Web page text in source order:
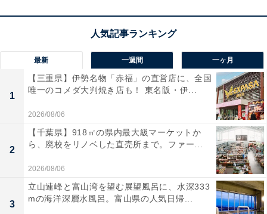
最新 一週間 一ヶ月
1
【三重県】伊勢名物「赤福」の直営店に、全国
唯一のコメダ大判焼き店も！ 東名阪・伊...
2026/08/06
2
【千葉県】918㎡の県内最大級マーケットか
ら、廃校をリノベした直売所まで。ファー...
2026/08/06
3
立山連峰と富山湾を望む展望風呂に、水深333
mの海洋深層水風呂。富山県の人気日帰...